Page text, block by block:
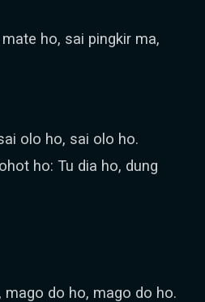
ho, sai pingkir ma,
olo ho, sai olo ho.
ho: Tu dia ho, dung
mago do ho, mago do ho.